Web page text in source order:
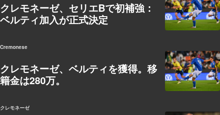
クレモネーゼ、セリエBで初補強：
ベルティ加入が正式決定
Cremonese
クレモネーゼ、ベルティを獲得。移
籍金は280万。
クレモネーゼ